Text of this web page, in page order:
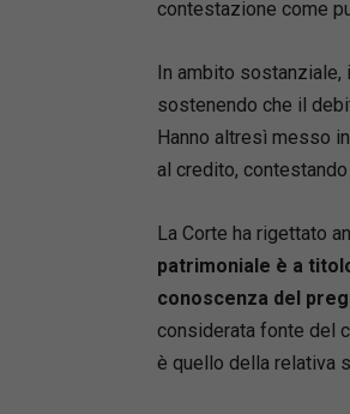
contestazione come
In ambito sostanziale,
sostenendo che il
Hanno altresì messo
al credito, contestando
La Corte ha rigettato
patrimoniale è a
conoscenza del
considerata fonte del
è quello della relativa